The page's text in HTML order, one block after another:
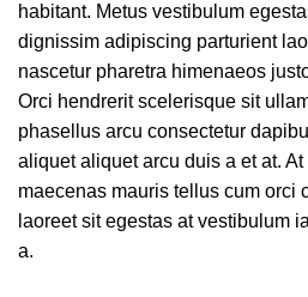
habitant. Metus vestibulum
dignissim adipiscing parturient
nascetur pharetra himenaeos
Orci hendrerit scelerisque sit
phasellus arcu consectetur
aliquet aliquet arcu duis a et at.
maecenas mauris tellus cum orci
laoreet sit egestas at vestibulum
a.